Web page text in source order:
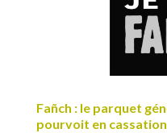
Fañch : le parquet
pourvoit en